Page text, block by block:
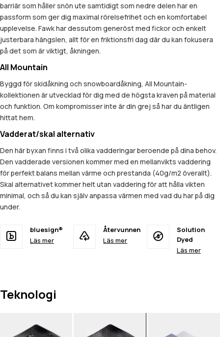
barriär som håller snön ute samtidigt som nedre delen har en
passform som ger dig maximal rörelsefrihet och en komfortabel
upplevelse. Fawk har dessutom generöst med fickor och enkelt
justerbara hängslen, allt för en friktionsfri dag där du kan fokusera
på det som är viktigt, åkningen.
All Mountain
Byggd för skidåkning och snowboardåkning, All Mountain-
kollektionen är utvecklad för dig med de högsta kraven på material
och funktion. Om kompromisser inte är din grej så har du äntligen
hittat hem.
Vadderat/skal alternativ
Den här byxan finns i två olika vadderingar beroende på dina behov.
Den vadderade versionen kommer med en mellanvikts vaddering
för perfekt balans mellan värme och prestanda (40g/m2 överallt).
Skal alternativet kommer helt utan vaddering för att hålla vikten
minimal, och så du kan själv anpassa värmen med vad du har på dig
under.
bluesign®
Läs mer
Återvunnen
Läs mer
Solution
Dyed
Läs mer
Teknologi